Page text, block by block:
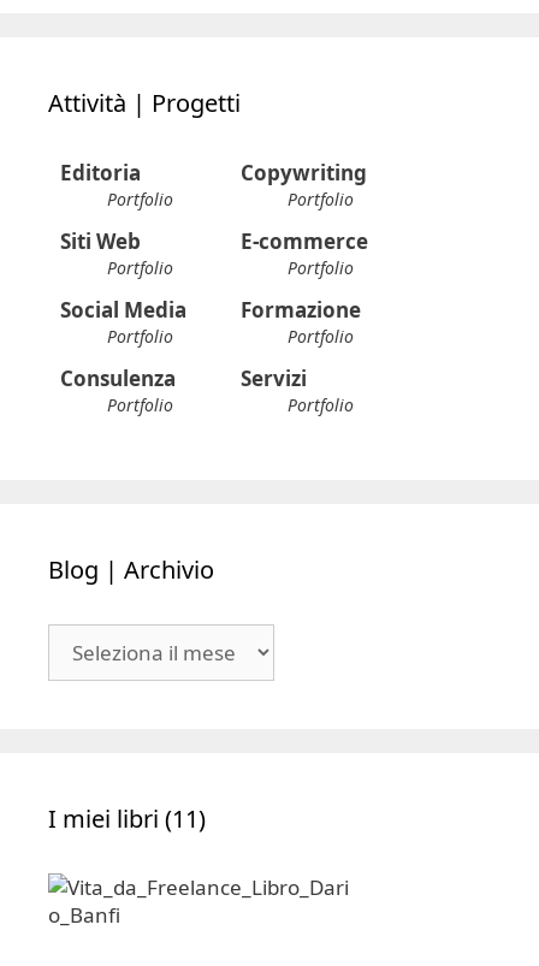
Attività | Progetti
Editoria
Portfolio
Copywriting
Portfolio
Siti Web
Portfolio
E-commerce
Portfolio
Social Media
Portfolio
Formazione
Portfolio
Consulenza
Portfolio
Servizi
Portfolio
Blog | Archivio
I miei libri (11)